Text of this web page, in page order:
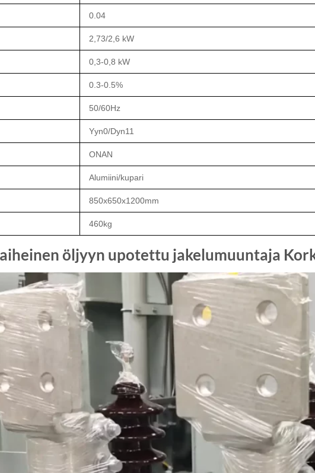
0.04
2,73/2,6 kW
0,3-0,8 kW
0.3-0.5%
50/60Hz
Yyn0/Dyn11
ONAN
Alumiini/kupari
850x650x1200mm
460kg
öljyyn upotettu jakelumuuntaja